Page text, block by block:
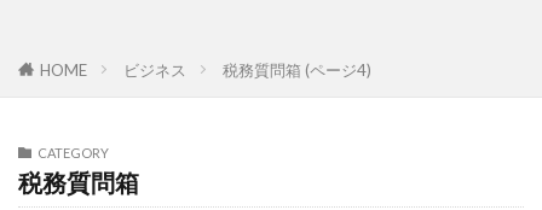
HOME ビジネス 税務質問箱 (ページ4)
CATEGORY
税務質問箱